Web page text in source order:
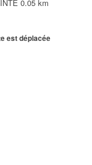
0.05 km
est déplacée